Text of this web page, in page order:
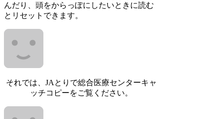
んだり、頭をからっぽにしたいときに読む
とリセットできます。
それでは、JAとりで総合医療センターキャ
ッチコピーをご覧ください。